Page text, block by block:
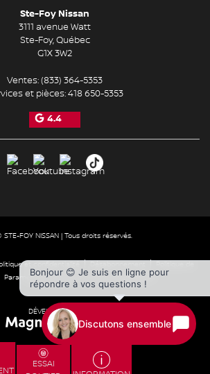
ESSAI
Ste-Foy Nissan
3111 avenue Watt
Ste-Foy,Québec
G1X 3W2
Ventes:(833) 364-5353
et pièces:418 650-5353
4.4
FOY NISSAN | Tous droits réservés.
et confidentialité | |
Paramétrer les cookies| Droit à la réparation
DÉVELOPPÉ PAR
Bonjour 😊 Je suis en ligne pour
répondre à vos questions !
Discutons ensemble